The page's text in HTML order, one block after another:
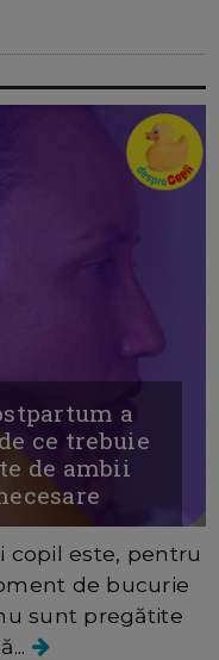
a
ce trebuie
de ambii
copil este, pentru
de bucurie
sunt pregătite